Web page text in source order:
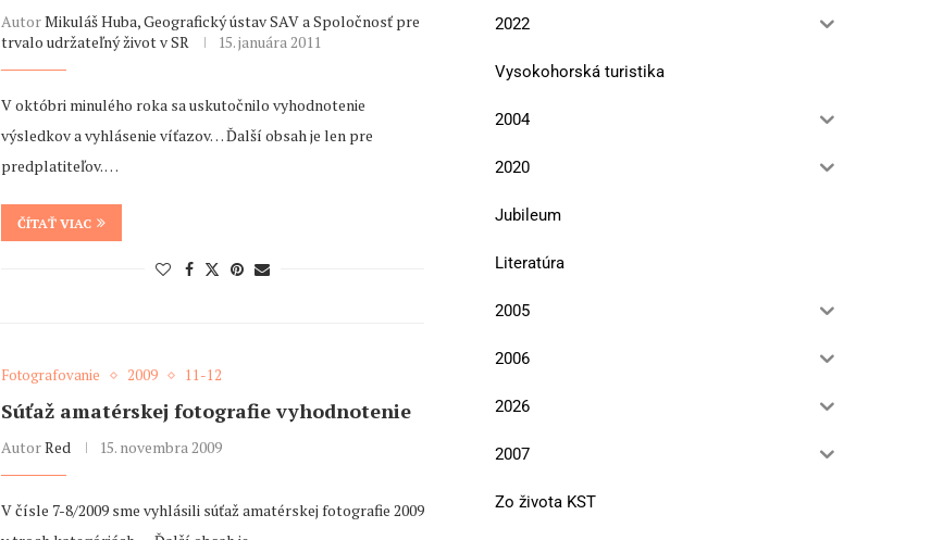
AutorMikuláš Huba, Geografický ústav SAV a Spoločnosť pre
trvalo udržateľný život v SR
15. januára 2011
V októbri minulého roka sa uskutočnilo vyhodnotenie
výsledkov a vyhlásenie víťazov… Ďalší obsah je len pre
predplatiteľov. …
ČÍTAŤ VIAC
Fotografovanie 2009 11-12
Súťaž amatérskej fotografie vyhodnotenie
AutorRed 15. novembra 2009
V čísle 7-8/2009 sme vyhlásili súťaž amatérskej fotografie 2009
2022
Vysokohorská turistika
2004
2020
Jubileum
Literatúra
2005
2006
2026
2007
Zo života KST